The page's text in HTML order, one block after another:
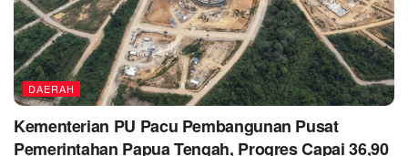
DAERAH
Kementerian PU Pacu Pembangunan Pusat
Pemerintahan Papua Tengah, Progres Capai 36,90